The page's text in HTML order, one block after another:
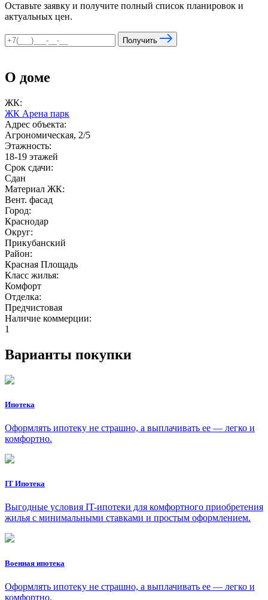
Оставьте заявку и получите полный список планировок и
актуальных цен.
Получить
О доме
ЖК:
ЖК Арена парк
Адрес объекта:
Агрономическая, 2/5
Этажность:
18-19 этажей
Срок сдачи:
Сдан
Материал ЖК:
Вент. фасад
Город:
Краснодар
Округ:
Прикубанский
Район:
Красная Площадь
Класс жилья:
Комфорт
Отделка:
Предчистовая
Наличие коммерции:
1
Варианты покупки
Ипотека
Оформлять ипотеку не страшно, а выплачивать ее — легко и
комфортно.
IT Ипотека
Выгодные условия IT-ипотеки для комфортного приобретения
жилья с минимальными ставками и простым оформлением.
Военная ипотека
Оформлять ипотеку не страшно, а выплачивать ее — легко и
комфортно.